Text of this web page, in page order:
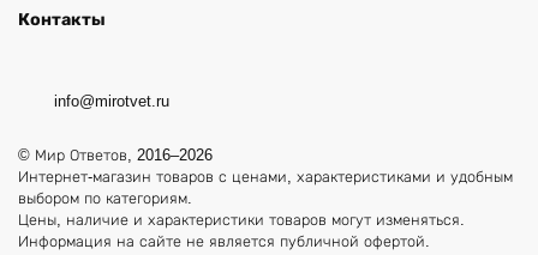
Контакты
info@mirotvet.ru
© Мир Ответов, 2016–2026
Интернет-магазин товаров с ценами, характеристиками и удобным
выбором по категориям.
Цены, наличие и характеристики товаров могут изменяться.
Информация на сайте не является публичной офертой.